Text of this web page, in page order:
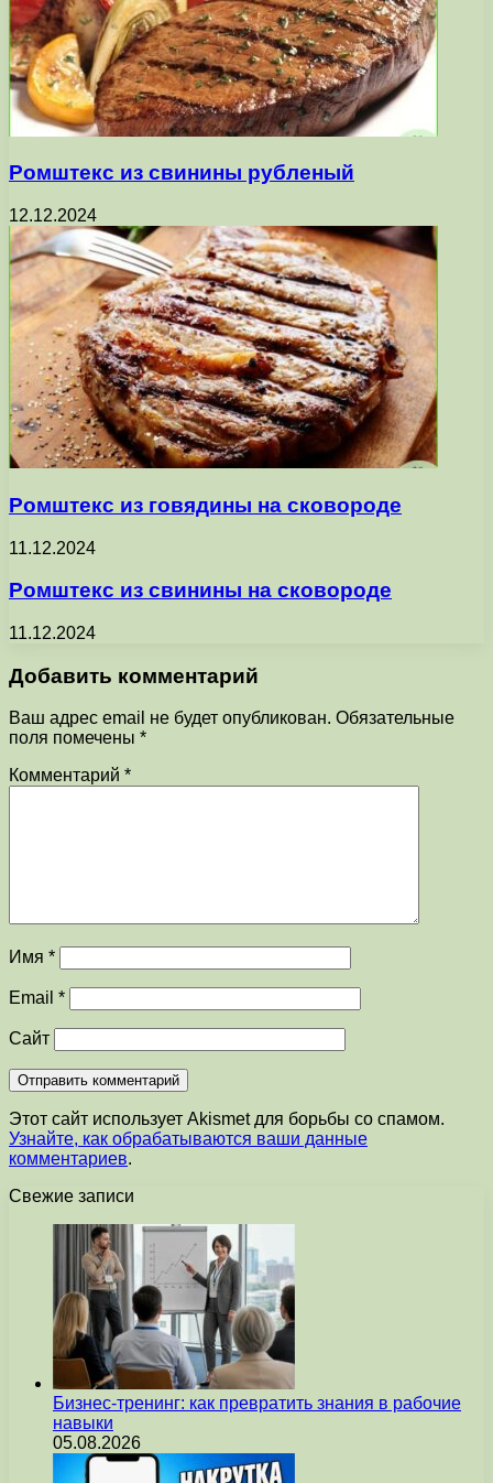
Ромштекс из свинины рубленый
12.12.2024
Ромштекс из говядины на сковороде
11.12.2024
Ромштекс из свинины на сковороде
11.12.2024
Добавить комментарий
Ваш адрес email не будет опубликован. Обязательные
поля помечены *
Комментарий *
Имя *
Email *
Сайт
Этот сайт использует Akismet для борьбы со спамом.
Узнайте, как обрабатываются ваши данные
комментариев.
Свежие записи
Бизнес-тренинг: как превратить знания в рабочие
навыки
05.08.2026